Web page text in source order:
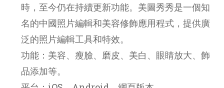
時，至今仍在持續更新功能。美圖秀秀是一個知
名的中國照片編輯和美容修飾應用程式，提供廣
泛的照片編輯工具和特效。
功能：美容、瘦臉、磨皮、美白、眼睛放大、飾
品添加等。